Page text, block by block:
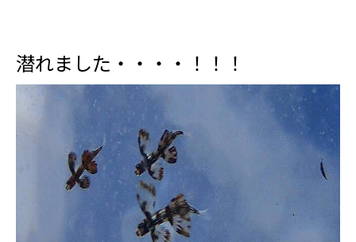
潜れました・・・・！！！